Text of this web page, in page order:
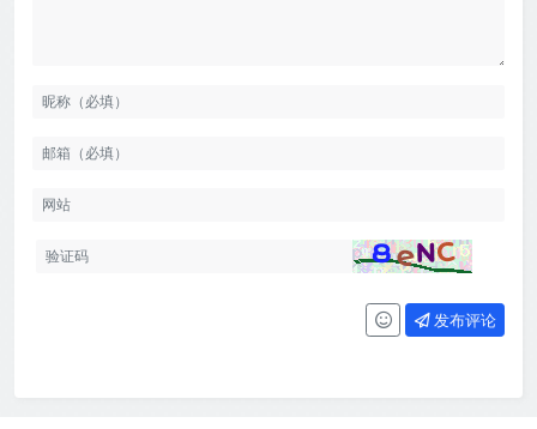
发布评论